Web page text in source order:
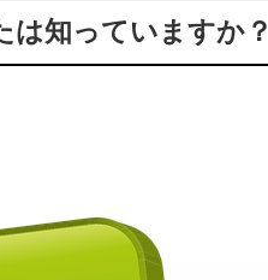
は知っていますか？